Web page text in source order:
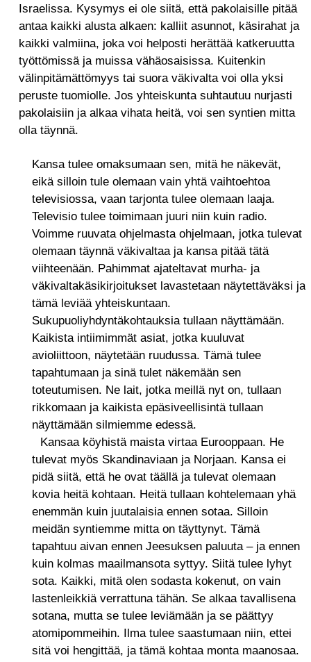
Israelissa. Kysymys ei ole siitä, että pakolaisille pitää
antaa kaikki alusta alkaen: kalliit asunnot, käsirahat ja
kaikki valmiina, joka voi helposti herättää katkeruutta
työttömissä ja muissa vähäosaisissa. Kuitenkin
välinpitämättömyys tai suora väkivalta voi olla yksi
peruste tuomiolle. Jos yhteiskunta suhtautuu nurjasti
pakolaisiin ja alkaa vihata heitä, voi sen syntien mitta
olla täynnä.
Kansa tulee omaksumaan sen, mitä he näkevät,
eikä silloin tule olemaan vain yhtä vaihtoehtoa
televisiossa, vaan tarjonta tulee olemaan laaja.
Televisio tulee toimimaan juuri niin kuin radio.
Voimme ruuvata ohjelmasta ohjelmaan, jotka tulevat
olemaan täynnä väkivaltaa ja kansa pitää tätä
viihteenään. Pahimmat ajateltavat murha- ja
väkivaltakäsikirjoitukset lavastetaan näytettäväksi ja
tämä leviää yhteiskuntaan.
Sukupuoliyhdyntäkohtauksia tullaan näyttämään.
Kaikista intiimimmät asiat, jotka kuuluvat
avioliittoon, näytetään ruudussa. Tämä tulee
tapahtumaan ja sinä tulet näkemään sen
toteutumisen. Ne lait, jotka meillä nyt on, tullaan
rikkomaan ja kaikista epäsiveellisintä tullaan
näyttämään silmiemme edessä.
Kansaa köyhistä maista virtaa Eurooppaan. He
tulevat myös Skandinaviaan ja Norjaan. Kansa ei
pidä siitä, että he ovat täällä ja tulevat olemaan
kovia heitä kohtaan. Heitä tullaan kohtelemaan yhä
enemmän kuin juutalaisia ennen sotaa. Silloin
meidän syntiemme mitta on täyttynyt. Tämä
tapahtuu aivan ennen Jeesuksen paluuta – ja ennen
kuin kolmas maailmansota syttyy. Siitä tulee lyhyt
sota. Kaikki, mitä olen sodasta kokenut, on vain
lastenleikkiä verrattuna tähän. Se alkaa tavallisena
sotana, mutta se tulee leviämään ja se päättyy
atomipommeihin. Ilma tulee saastumaan niin, ettei
sitä voi hengittää, ja tämä kohtaa monta maanosaa.